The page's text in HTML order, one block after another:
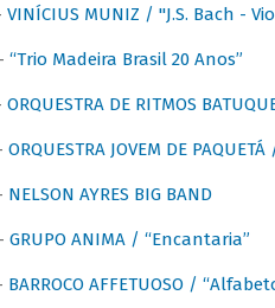
VINÍCIUS MUNIZ / "J.S. Bach -
“Trio Madeira Brasil 20 Anos”
ORQUESTRA DE RITMOS
ORQUESTRA JOVEM DE
NELSON AYRES BIG BAND
GRUPO ANIMA / “Encantaria”
BARROCO AFFETUOSO /